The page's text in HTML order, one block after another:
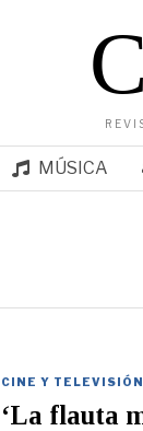
MÚSICA
CINE Y TELEVISIÓN
‘La flauta